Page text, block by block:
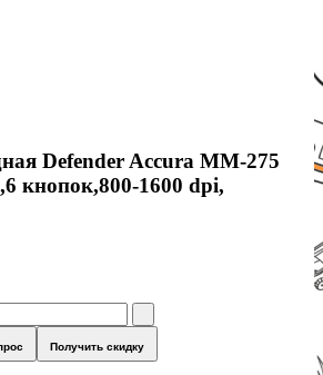
Defender Accura MM-275
кнопок,800-1600 dpi,
Получить скидку